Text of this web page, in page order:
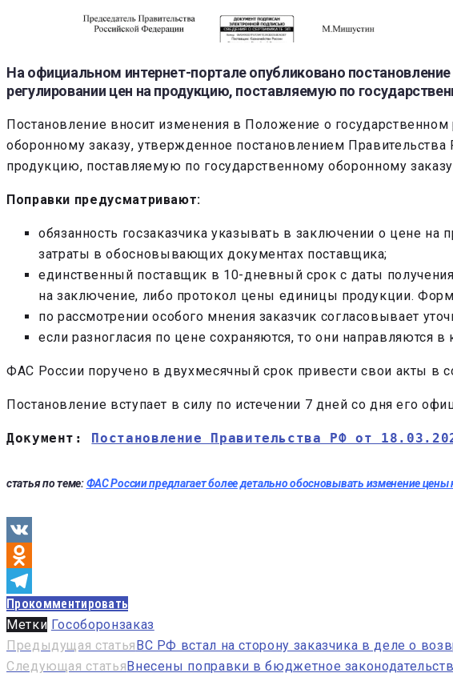
На официальном интернет-портале опубликовано
регулировании цен на продукцию, поставляемую по
Постановление вносит изменения в Положение о
оборонному заказу, утвержденное постановлением
продукцию, поставляемую по государственному оборонному
Поправки предусматривают:
обязанность госзаказчика указывать в заключении о цене
затраты в обосновывающих документах поставщика;
единственный поставщик в 10-дневный срок с даты
на заключение, либо протокол цены единицы продукции.
по рассмотрении особого мнения заказчик согласовывает
если разногласия по цене сохраняются, то они
ФАС России поручено в двухмесячный срок привести свои акты в
Постановление вступает в силу по истечении 7 дней со дня его
Документ: Постановление Правительства РФ от
статья по теме:ФАС России предлагает более детально обосновывать изменение цены
VK
Odnoklassniki
Telegram
Прокомментировать
Метки Гособоронзаказ
Навигация
по
Предыдущая статья ВС РФ встал на сторону заказчика в деле о
Следующая статья Внесены поправки в бюджетное